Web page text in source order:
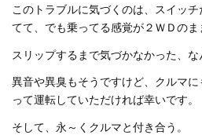
このトラブルに気づくのは、スイッ
てて、でも乗ってる感覚が２ＷＤのま
スリップするまで気づかなかった、な
異音や異臭もそうですけど、クルマ
って運転していただければ幸いです。
そして、永～くクルマと付き合う。